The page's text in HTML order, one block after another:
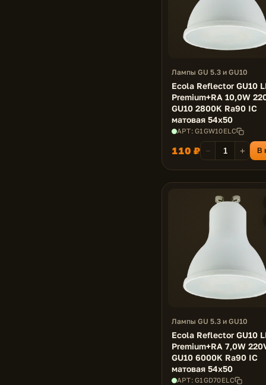
Лампы GU 5.3 и GU10
Ecola Reflector GU10
Premium+RA 10,0W
GU10 2800K Ra90 IC
матовая 54x50
АРТ: G1GW10ELC
110 ₽ − + В
Лампы GU 5.3 и GU10
Ecola Reflector GU10
Premium+RA 7,0W
GU10 6000K Ra90 IC
матовая 54x50
АРТ: G1GD70ELC